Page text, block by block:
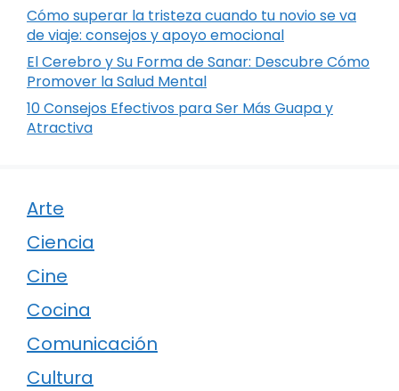
Cómo superar la tristeza cuando tu novio se va
de viaje: consejos y apoyo emocional
El Cerebro y Su Forma de Sanar: Descubre Cómo
Promover la Salud Mental
10 Consejos Efectivos para Ser Más Guapa y
Atractiva
Arte
Ciencia
Cine
Cocina
Comunicación
Cultura